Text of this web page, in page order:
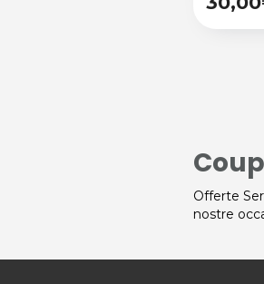
Offerte
nostre